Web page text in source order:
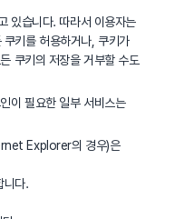
있습니다. 따라서 이용자는
키를 허용하거나, 쿠키가
쿠키의 저장을 거부할 수도
이 필요한 일부 서비스는
Explorer의 경우)은
니다.